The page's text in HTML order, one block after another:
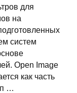
для
на
систем
Open Image
как часть
п …